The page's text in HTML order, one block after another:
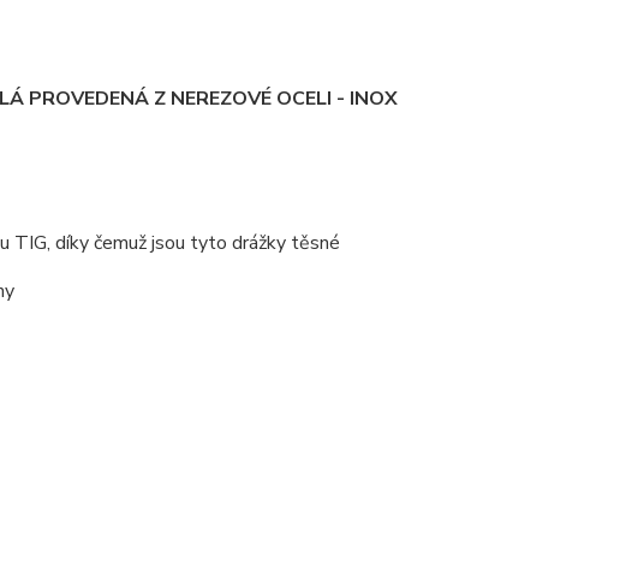
PROVEDENÁ Z NEREZOVÉ OCELI - INOX
TIG, díky čemuž jsou tyto drážky těsné